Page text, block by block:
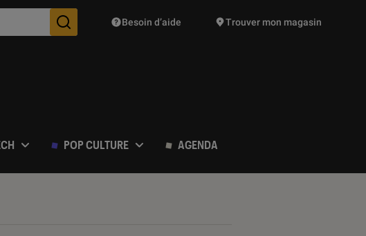
Des suggestions de produits vont vous être proposées
Besoin d’aide Trouver mon magasin
POP CULTURE AGENDA